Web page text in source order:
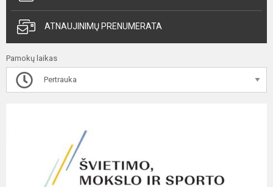
ATNAUJINIMŲ PRENUMERATA
Pamokų laikas
Pertrauka